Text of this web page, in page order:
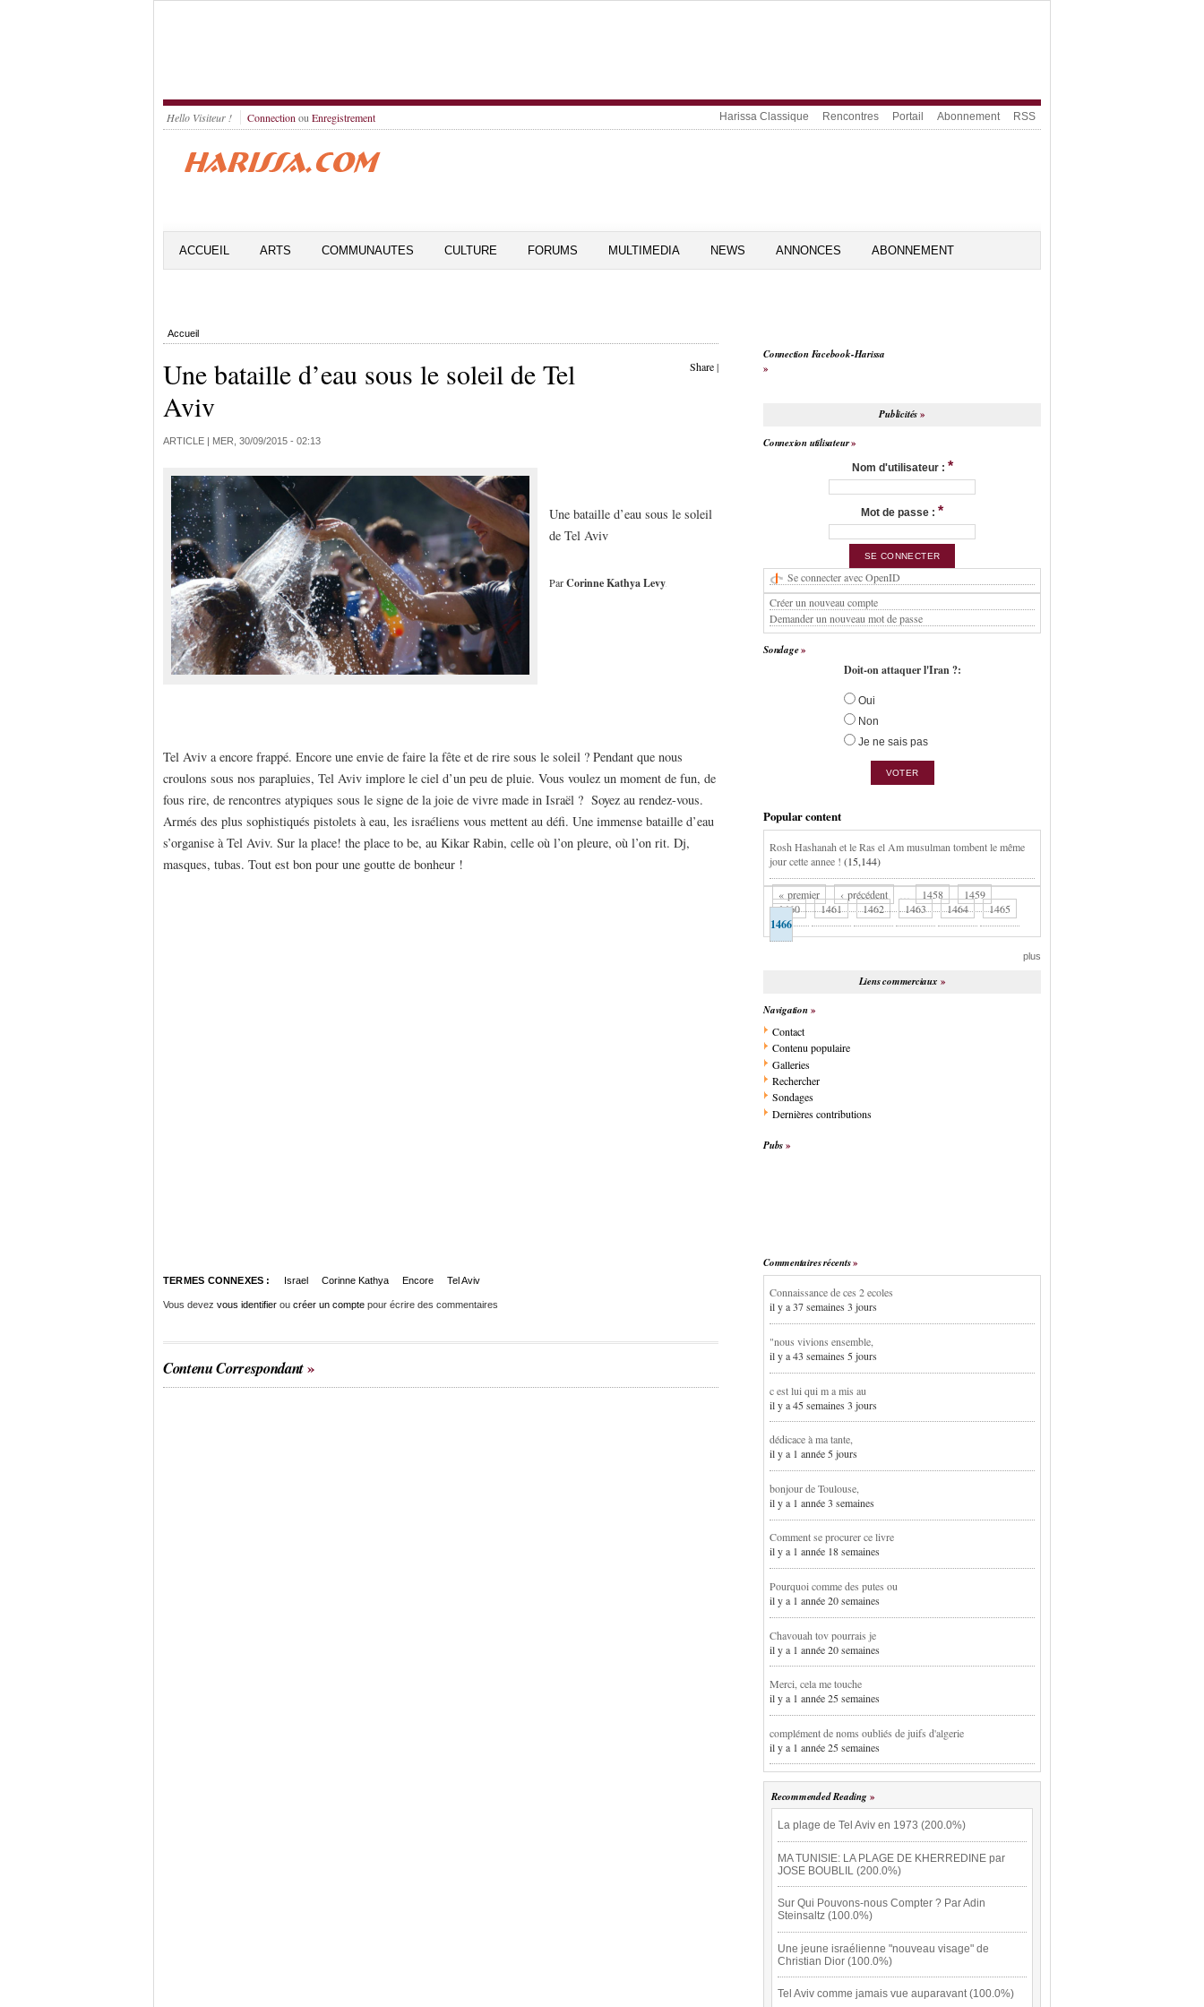
Hello Visiteur ! Connection ou Enregistrement Harissa Classique Rencontres Portail Abonnement RSS
ACCUEIL ARTS COMMUNAUTES CULTURE FORUMS MULTIMEDIA NEWS ANNONCES ABONNEMENT
Accueil
Share|
Une bataille d’eau sous le soleil de Tel
Aviv
ARTICLE | MER, 30/09/2015 - 02:13
Une bataille d’eau sous le soleil
de Tel Aviv
ParCorinne Kathya Levy
Tel Aviv a encore frappé. Encore une envie de faire la fête et de rire sous le soleil ? Pendant que nous
croulons sous nos parapluies, Tel Aviv implore le ciel d’un peu de pluie. Vous voulez un moment de fun, de
fous rire, de rencontres atypiques sous le signe de la joie de vivre made in Israël ? Soyez au rendez-vous.
Armés des plus sophistiqués pistolets à eau, les israéliens vous mettent au défi. Une immense bataille d’eau
s’organise à Tel Aviv. Sur la place! the place to be, au Kikar Rabin, celle où l’on pleure, où l’on rit. Dj,
masques, tubas. Tout est bon pour une goutte de bonheur !
TERMES CONNEXES : Israel Corinne Kathya Encore Tel Aviv
Vous devez vous identifier ou créer un compte pour écrire des commentaires
Contenu Correspondant
Connection Facebook-Harissa
Publicités
Connexion utilisateur
Nom d'utilisateur : *
Mot de passe : *
Se connecter avec OpenID
Créer un nouveau compte
Demander un nouveau mot de passe
Sondage
Doit-on attaquer l'Iran ?:
Oui
Non
Je ne sais pas
Popular content
Rosh Hashanah et le Ras el Am musulman tombent le même
jour cette annee ! (15,144)
« premier ‹ précédent … 1458
1459
1460
1461 1462 1463 1464 1465
1466
plus
Liens commerciaux
Navigation
Contact
Contenu populaire
Galleries
Rechercher
Sondages
Dernières contributions
Pubs
Commentaires récents
Connaissance de ces 2 ecoles
il y a 37 semaines 3 jours
"nous vivions ensemble,
il y a 43 semaines 5 jours
c est lui qui m a mis au
il y a 45 semaines 3 jours
dédicace à ma tante,
il y a 1 année 5 jours
bonjour de Toulouse,
il y a 1 année 3 semaines
Comment se procurer ce livre
il y a 1 année 18 semaines
Pourquoi comme des putes ou
il y a 1 année 20 semaines
Chavouah tov pourrais je
il y a 1 année 20 semaines
Merci, cela me touche
il y a 1 année 25 semaines
complément de noms oubliés de juifs d'algerie
il y a 1 année 25 semaines
Recommended Reading
La plage de Tel Aviv en 1973 (200.0%)
MA TUNISIE: LA PLAGE DE KHERREDINE par
JOSE BOUBLIL (200.0%)
Sur Qui Pouvons-nous Compter ? Par Adin
Steinsaltz (100.0%)
Une jeune israélienne "nouveau visage" de
Christian Dior (100.0%)
Tel Aviv comme jamais vue auparavant (100.0%)